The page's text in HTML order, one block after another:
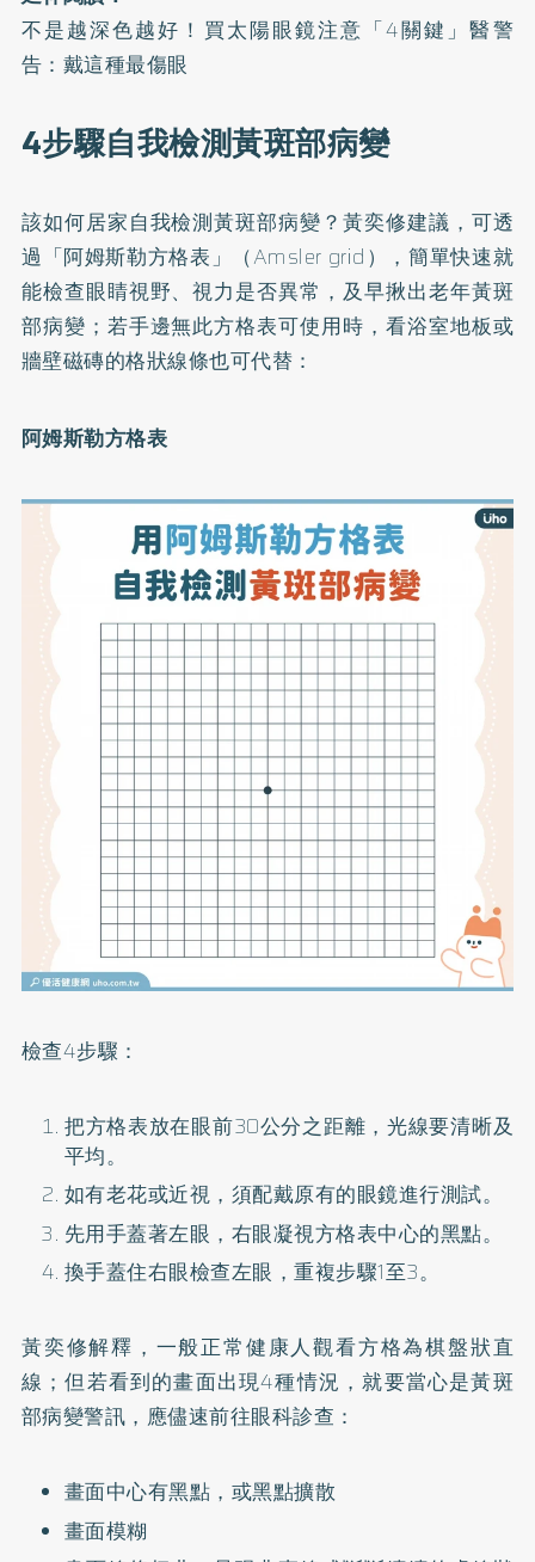
不是越深色越好！買太陽眼鏡注意「4關鍵」醫警
告：戴這種最傷眼
4步驟自我檢測黃斑部病變
該如何居家自我檢測黃斑部病變？黃奕修建議，可透
過 「阿姆斯勒方格表」（Amsler grid）
，簡單快速就
能檢查眼睛視野、視力是否異常，及早揪出老年黃斑
部病變；若手邊無此方格表可使用時，看浴室地板或
牆壁磁磚的格狀線條也可代替：
阿姆斯勒方格表
檢查4步驟：
把方格表放在眼前30公分之距離，光線要清晰及
平均。
如有老花或近視，須配戴原有的眼鏡進行測試。
先用手蓋著左眼，右眼凝視方格表中心的黑點。
換手蓋住右眼檢查左眼，重複步驟1至3。
黃奕修解釋，一般正常健康人觀看方格為棋盤狀直
線；但若看到的畫面出現4種情況，就要當心是黃斑
部病變警訊，應儘速前往眼科診查：
畫面中心有黑點，或黑點擴散
畫面模糊